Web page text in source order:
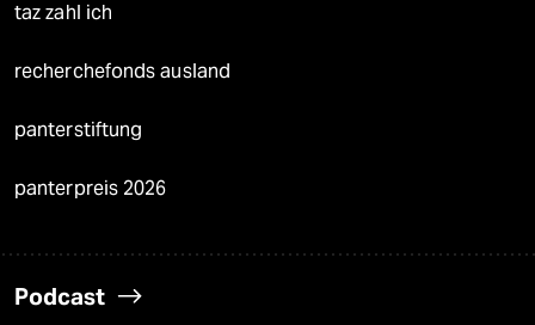
taz zahl ich
recherchefonds ausland
panterstiftung
panterpreis 2026
Podcast